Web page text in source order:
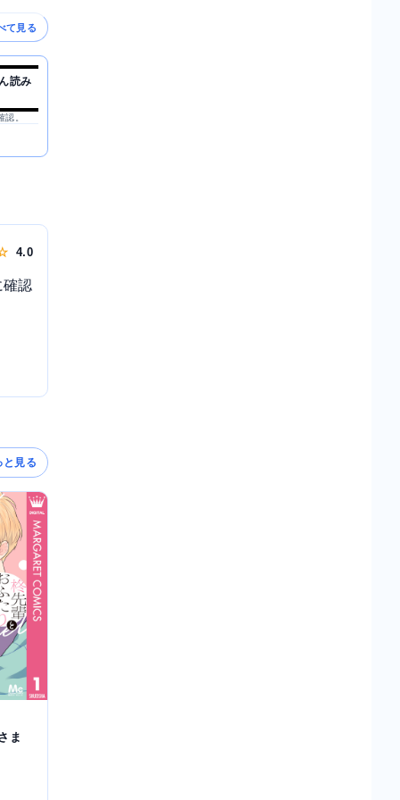
て見る
読み
。
4.0
確認
と見る
ま